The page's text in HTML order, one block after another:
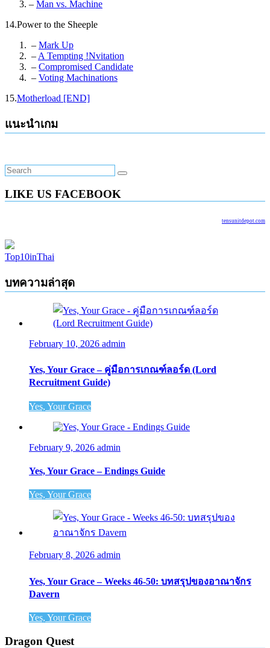
– Man vs. Machine
14.Power to the Sheeple
– Mark Up
– A Tempting !Nvitation
– Compromised Candidate
– Voting Machinations
15.Motherload [END]
แนะนำเกม
LIKE US FACEBOOK
tensunitdepot.com
Top10inThai
บทความล่าสุด
February 10, 2026 admin
Yes, Your Grace – คู่มือการเกณฑ์ลอร์ด (Lord
Recruitment Guide)
Yes, Your Grace
February 9, 2026 admin
Yes, Your Grace – Endings Guide
Yes, Your Grace
February 8, 2026 admin
Yes, Your Grace – Weeks 46-50: บทสรุปของอาณาจักร
Davern
Yes, Your Grace
Dragon Quest